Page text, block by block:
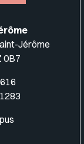
Jérôme
0B7